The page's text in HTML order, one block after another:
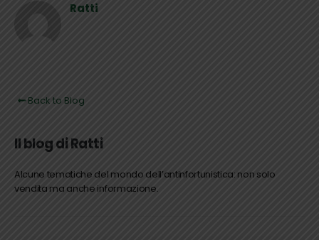
Ratti
Back to Blog
Il blog di Ratti
Alcune tematiche del mondo dell’antinfortunistica: non solo
vendita ma anche informazione.